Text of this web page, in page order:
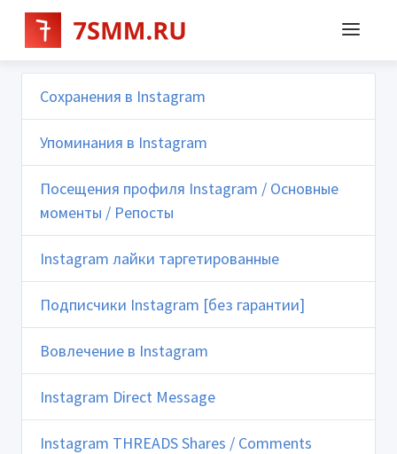
Сохранения в Instagram
Упоминания в Instagram
Посещения профиля Instagram / Основные
моменты / Репосты
Instagram лайки таргетированные
Подписчики Instagram [без гарантии]
Вовлечение в Instagram
Instagram Direct Message
Instagram THREADS Shares / Comments